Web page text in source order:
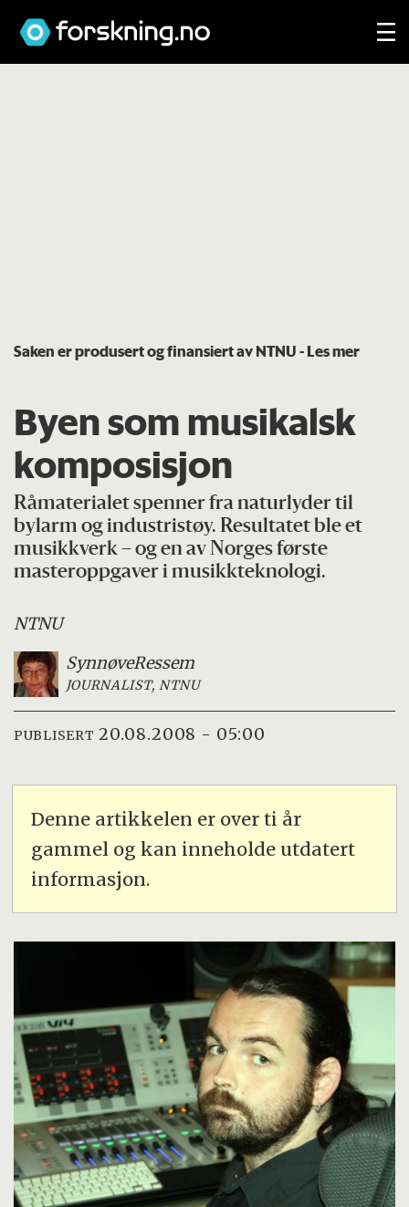
Saken er produsert og finansiert av NTNU- Les mer
Byen som musikalsk
komposisjon
Råmaterialet spenner fra naturlyder til
bylarm og industristøy. Resultatet ble et
musikkverk – og en av Norges første
masteroppgaver i musikkteknologi.
NTNU
SynnøveRessem
JOURNALIST, NTNU
PUBLISERT 20.08.2008 - 05:00
Denne artikkelen er over ti år
gammel og kan inneholde utdatert
informasjon.